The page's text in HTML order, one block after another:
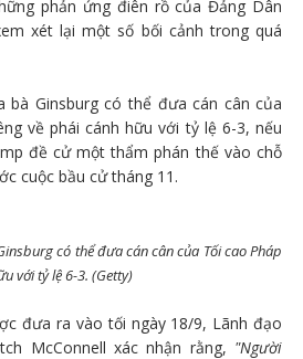
phản ứng điên rồ của Đảng Dân
xét lại một số bối cảnh trong quá
bà Ginsburg có thể đưa cán cân của
về phái cánh hữu với tỷ lệ 6-3, nếu
đề cử một thẩm phán thế vào chỗ
cuộc bầu cử tháng 11.
có thể đưa cán cân của Tối cao Pháp
với tỷ lệ 6-3. (Getty)
đưa ra vào tối ngày 18/9, Lãnh đạo
McConnell xác nhận rằng, "Người